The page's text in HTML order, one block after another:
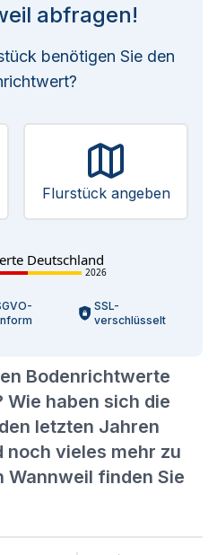
Bodenrichtwerte
haben sich die
letzten Jahren
noch vieles mehr zu
finden Sie
abfragen!
benötigen Sie den
Flurstück angeben
Deutschland
2026
SSL-
verschlüsselt